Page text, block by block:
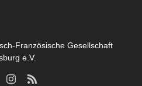
Französische Gesellschaft
e.V.
Instagram
Rss